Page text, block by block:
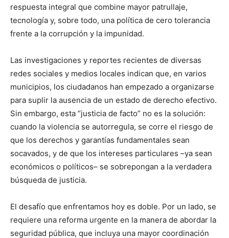
respuesta integral que combine mayor patrullaje,
tecnología y, sobre todo, una política de cero tolerancia
frente a la corrupción y la impunidad.
Las investigaciones y reportes recientes de diversas
redes sociales y medios locales indican que, en varios
municipios, los ciudadanos han empezado a organizarse
para suplir la ausencia de un estado de derecho efectivo.
Sin embargo, esta “justicia de facto” no es la solución:
cuando la violencia se autorregula, se corre el riesgo de
que los derechos y garantías fundamentales sean
socavados, y de que los intereses particulares –ya sean
económicos o políticos– se sobrepongan a la verdadera
búsqueda de justicia.
El desafío que enfrentamos hoy es doble. Por un lado, se
requiere una reforma urgente en la manera de abordar la
seguridad pública, que incluya una mayor coordinación